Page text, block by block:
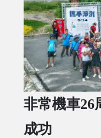
非常機車26
成功